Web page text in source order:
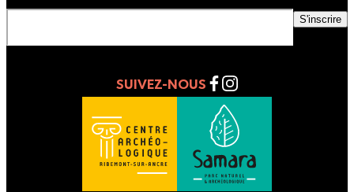
S'inscrire
SUIVEZ-NOUS